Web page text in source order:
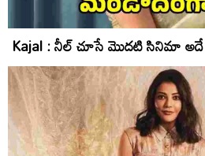
Kajal : నీల్‌ చూసే మొదటి సినిమా అదే